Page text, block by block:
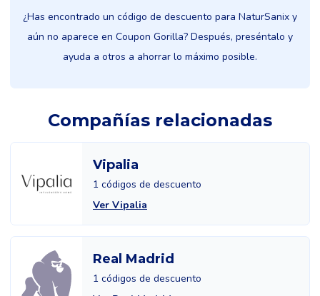
¿Has encontrado un código de descuento para NaturSanix y
aún no aparece en Coupon Gorilla? Después, preséntalo y
ayuda a otros a ahorrar lo máximo posible.
Compañías relacionadas
Vipalia
1 códigos de descuento
Ver Vipalia
Real Madrid
1 códigos de descuento